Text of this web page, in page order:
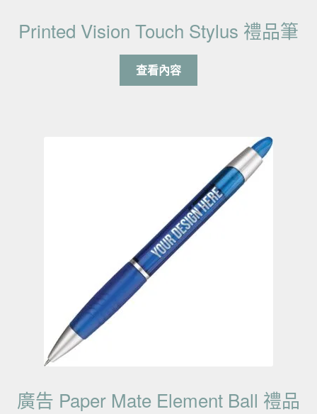
Printed Vision Touch Stylus 禮品筆
查看內容
廣告 Paper Mate Element Ball 禮品